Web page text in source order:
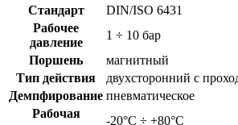
Стандарт
DIN/ISO 6431
Рабочее
давление
1 ÷ 10 бар
Поршень
магнитный
Тип действия
двухсторонний с
Демпфирование пневматическое
Рабочая
-20°C ÷ +80°C